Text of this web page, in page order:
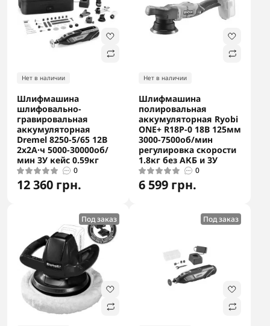
Нет в наличии
Шлифмашина
шлифовально-
гравировальная
аккумуляторная
Dremel 8250-5/65 12В
2х2А·ч 5000-30000об/
мин ЗУ кейс 0.59кг
0
12 360 грн.
Нет в наличии
Шлифмашина
полировальная
аккумуляторная Ryobi
ONE+ R18P-0 18В 125мм
3000-7500об/мин
регулировка скорости
1.8кг без АКБ и ЗУ
0
6 599 грн.
Под заказ Под заказ